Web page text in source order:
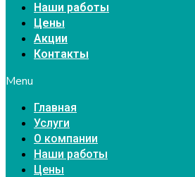
Наши работы
Цены
Акции
Контакты
Menu
Главная
Услуги
О компании
Наши работы
Цены